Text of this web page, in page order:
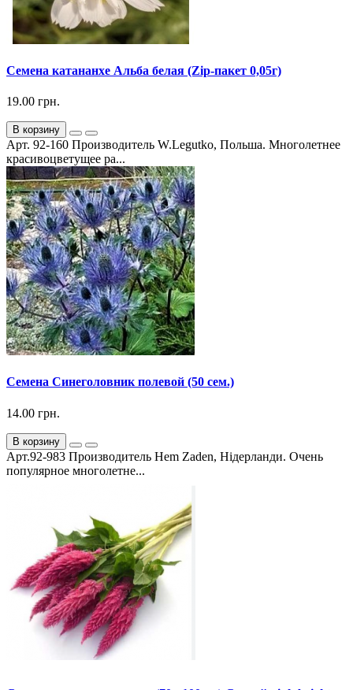
Семена катананхе Альба белая (Zip-пакет 0,05г)
19.00 грн.
В корзину
Арт. 92-160 Производитель W.Legutko, Польша. Многолетнее
красивоцветущее ра...
Семена Синеголовник полевой (50 сем.)
14.00 грн.
В корзину
Арт.92-983 Производитель Hem Zaden, Нідерланди. Очень
популярное многолетне...